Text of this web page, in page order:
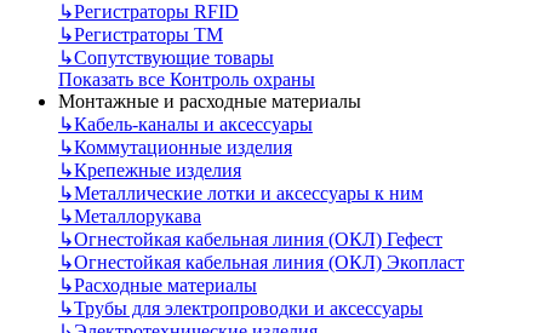
↳Регистраторы RFID
↳Регистраторы ТМ
↳Сопутствующие товары
Показать все Контроль охраны
Монтажные и расходные материалы
↳Кабель-каналы и аксессуары
↳Коммутационные изделия
↳Крепежные изделия
↳Металлические лотки и аксессуары к ним
↳Металлорукава
↳Огнестойкая кабельная линия (ОКЛ) Гефест
↳Огнестойкая кабельная линия (ОКЛ) Экопласт
↳Расходные материалы
↳Трубы для электропроводки и аксессуары